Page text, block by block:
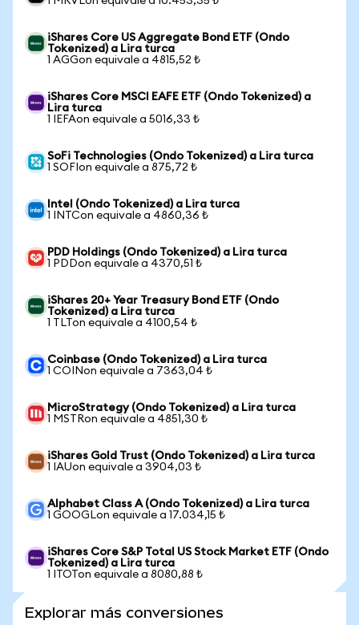
iShares Core US Aggregate Bond ETF (Ondo
Tokenized) a Lira turca
1 AGGon equivale a 4815,52 ₺
iShares Core MSCI EAFE ETF (Ondo Tokenized) a
Lira turca
1 IEFAon equivale a 5016,33 ₺
SoFi Technologies (Ondo Tokenized) a Lira turca
1 SOFIon equivale a 875,72 ₺
Intel (Ondo Tokenized) a Lira turca
1 INTCon equivale a 4860,36 ₺
PDD Holdings (Ondo Tokenized) a Lira turca
1 PDDon equivale a 4370,51 ₺
iShares 20+ Year Treasury Bond ETF (Ondo
Tokenized) a Lira turca
1 TLTon equivale a 4100,54 ₺
Coinbase (Ondo Tokenized) a Lira turca
1 COINon equivale a 7363,04 ₺
MicroStrategy (Ondo Tokenized) a Lira turca
1 MSTRon equivale a 4851,30 ₺
iShares Gold Trust (Ondo Tokenized) a Lira turca
1 IAUon equivale a 3904,03 ₺
Alphabet Class A (Ondo Tokenized) a Lira turca
1 GOOGLon equivale a 17.034,15 ₺
iShares Core S&P Total US Stock Market ETF (Ondo
Tokenized) a Lira turca
1 ITOTon equivale a 8080,88 ₺
Explorar más conversiones